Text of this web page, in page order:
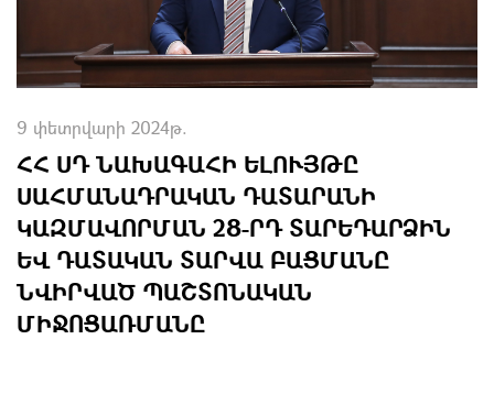
9 փետրվարի 2024թ.
ՀՀ ՍԴ ՆԱԽԱԳԱՀԻ ԵԼՈՒՅԹԸ
ՍԱՀՄԱՆԱԴՐԱԿԱՆ ԴԱՏԱՐԱՆԻ
ԿԱԶՄԱՎՈՐՄԱՆ 28-ՐԴ ՏԱՐԵԴԱՐՁԻՆ
ԵՎ ԴԱՏԱԿԱՆ ՏԱՐՎԱ ԲԱՑՄԱՆԸ
ՆՎԻՐՎԱԾ ՊԱՇՏՈՆԱԿԱՆ
ՄԻՋՈՑԱՌՄԱՆԸ